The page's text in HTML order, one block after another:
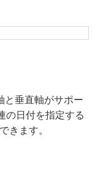
と垂直軸がサポー
の日付を指定する
きます。